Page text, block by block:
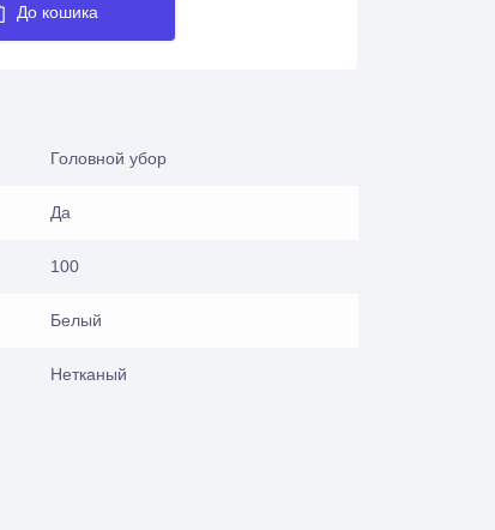
До кошика
Головной убор
Да
100
Белый
Нетканый